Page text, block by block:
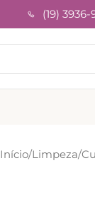
(19)
Início/Limpeza/